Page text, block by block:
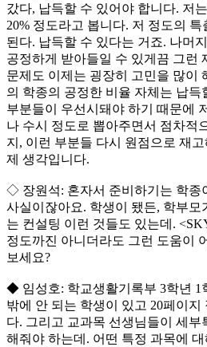
갔다, 납득할 수 있어야 합니다. 저
20% 정도라고 봅니다. 저 정도의
된다. 납득할 수 있다는 거죠. 나머
공정하게 받아들일 수 있게끔 그런
문제도 이제는 굉장히 고민을 많이
의 학종의 공정한 비율 자체는 납득
부분들이 우선시돼야 하기 때문에
나 수시 정도로 뽑아주면서 점차적
지, 이런 부분들 다시 원점으로 재
제 생각입니다.
◇ 장원석: 혼자서 준비하기는 학종
사실이잖아요. 학생이 됐든, 학부모
는 컨설팅 이런 것들도 있는데.
정도까진 아니더라도 그런 도움이
보세요?
◆ 임성호: 학교생활기록부 3학년 1
밖에 안 되는 학생이 있고 20페이지
다. 그리고 교과목 선생님들이 세
해줘야 하는데. 어떤 특정 과목에